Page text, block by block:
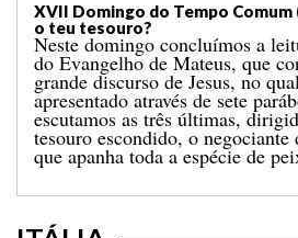
XIX Domingo do Tempo Comum
me que vá ter contigo!”
O Evangelho do domingo
milagre da multiplicação dos
multidão, num lugar deserto,
recolha de doze cestos cheios de
acontecimento segue-se o
hoje, no qual Jesus caminha
ITÁLIA